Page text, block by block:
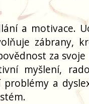
a motivace.
zábrany,
za
myšlení,
a